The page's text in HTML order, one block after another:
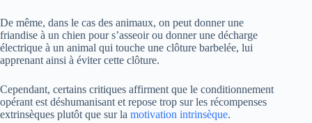
De même, dans le cas des animaux, on peut donner une
friandise à un chien pour s’asseoir ou donner une décharge
électrique à un animal qui touche une clôture barbelée, lui
apprenant ainsi à éviter cette clôture.
Cependant, certains critiques affirment que le conditionnement
opérant est déshumanisant et repose trop sur les récompenses
extrinsèques plutôt que sur la motivation intrinsèque.